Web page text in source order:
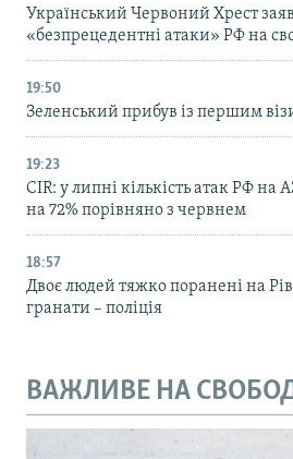
Український Червоний Хрест
«безпрецедентні атаки» РФ на
19:50
Зеленський прибув із першим
19:23
CIR: у липні кількість атак РФ на
на 72% порівняно з червнем
18:57
Двоє людей тяжко поранені на
гранати – поліція
ВАЖЛИВЕ НА